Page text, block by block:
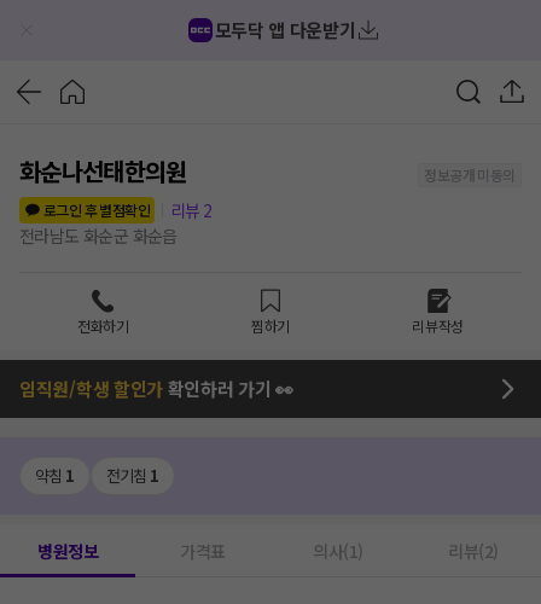
모두닥 앱 다운받기
화순나선태한의원
정보공개 미동의
로그인 후 별점확인
리뷰 2
전라남도 화순군 화순읍
전화하기 찜하기 리뷰작성
임직원/학생 할인가확인하러 가기 👀
약침 1 전기침 1
병원정보 가격표 의사(1) 리뷰(2)